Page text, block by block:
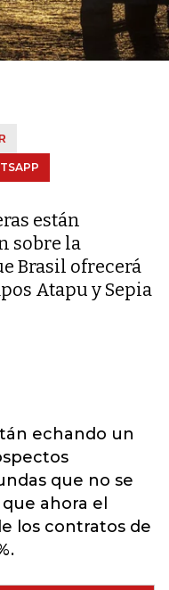
están
sobre la
Brasil ofrecerá
Atapu y Sepia
echando un
que no se
ahora el
los contratos de